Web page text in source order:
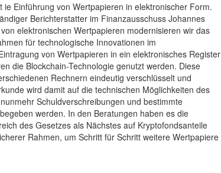
Einführung von Wertpapieren in elektronischer Form.
Berichterstatter im Finanzausschuss Johannes
elektronischen Wertpapieren modernisieren wir das
für technologische Innovationen im
von Wertpapieren in ein elektronisches Register
die Blockchain-Technologie genutzt werden. Diese
Rechnern eindeutig verschlüsselt und
wird damit auf die technischen Möglichkeiten des
Schuldverschreibungen und bestimmte
werden. In den Beratungen haben es die
des Gesetzes als Nächstes auf Kryptofondsanteile
Rahmen, um Schritt für Schritt weitere Wertpapiere